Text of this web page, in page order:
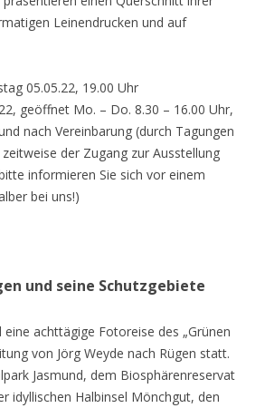
Leinendrucken und auf
05.05.22, 19.00 Uhr
geöffnet Mo. – Do. 8.30 – 16.00 Uhr,
nach Vereinbarung (durch Tagungen
der Zugang zur Ausstellung
informieren Sie sich vor einem
bei uns!)
und seine Schutzgebiete
achttägige Fotoreise des „Grünen
von Jörg Weyde nach Rügen statt.
Jasmund, dem Biosphärenreservat
idyllischen Halbinsel Mönchgut, den